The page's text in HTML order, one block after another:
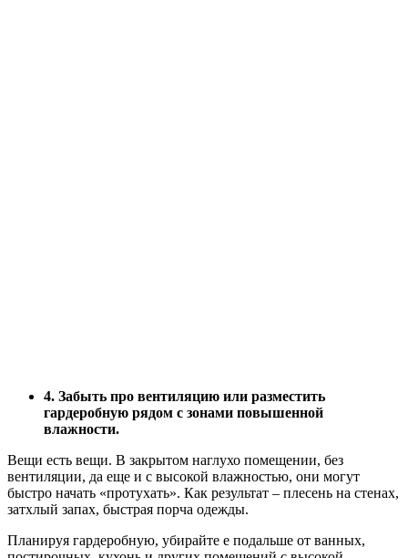
4. Забыть про вентиляцию или разместить
гардеробную рядом с зонами повышенной
влажности.
Вещи есть вещи. В закрытом наглухо помещении, без
вентиляции, да еще и с высокой влажностью, они могут
быстро начать «протухать». Как результат – плесень на стенах,
затхлый запах, быстрая порча одежды.
Планируя гардеробную, убирайте е подальше от ванных,